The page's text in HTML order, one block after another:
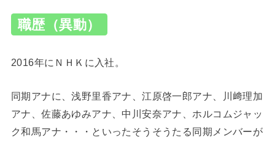
職歴（異動）
2016年にＮＨＫに入社。
同期アナに、浅野里香アナ、江原啓一郎アナ、川﨑理加
アナ、佐藤あゆみアナ、中川安奈アナ、ホルコムジャッ
ク和馬アナ・・・といったそうそうたる同期メンバーが